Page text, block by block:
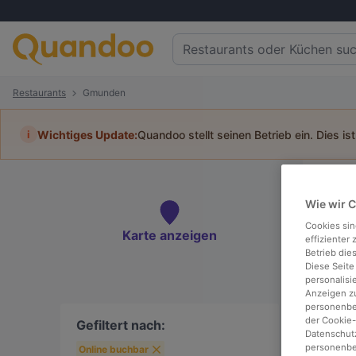
Restaurants Gmunden
i Wichtiges Update:Quandoo stellt seinen Betrieb ein. Dies
Karte anzeigen
Gefiltert nach:
Online buchbar
Wie wir
Cookies
effizienter
Betrieb
Diese
Anzeigen
der